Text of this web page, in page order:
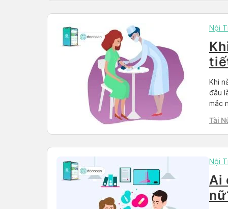
Nội
Khi
đâu
mắc
mắc
Tài
Nội
Ai